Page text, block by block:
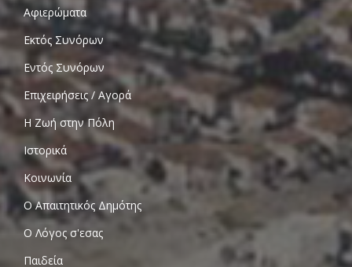
Αφιερώματα
Εκτός Συνόρων
Εντός Συνόρων
Επιχειρήσεις / Αγορά
Η Ζωή στην Πόλη
Ιστορικά
Κοινωνία
Ο Απαιτητικός Δημότης
Ο Λόγος σ'εσας
Παιδεία